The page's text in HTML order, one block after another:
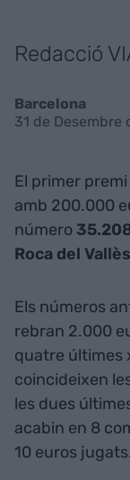
Redacció
Barcelona
31 de
El primer premi
amb 200.000
número
Roca del Vallès
Els números
rebran 2.000
quatre últimes
coincideixen
les dues
acabin en 8
10 euros jugats.